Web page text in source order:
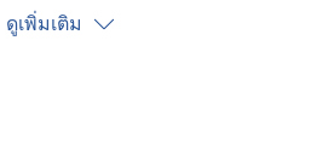
งหวัดชัยภูมิ อยู่บริเวณเทือกเขาพัง
ดูเพิ่มเติม